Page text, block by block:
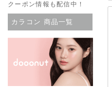
クーポン情報も配信中！
カラコン 商品一覧